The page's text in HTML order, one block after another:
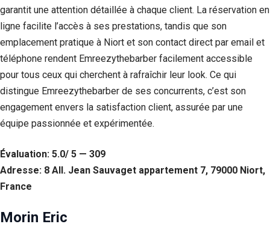
garantit une attention détaillée à chaque client. La réservation en
ligne facilite l’accès à ses prestations, tandis que son
emplacement pratique à Niort et son contact direct par email et
téléphone rendent Emreezythebarber facilement accessible
pour tous ceux qui cherchent à rafraîchir leur look. Ce qui
distingue Emreezythebarber de ses concurrents, c’est son
engagement envers la satisfaction client, assurée par une
équipe passionnée et expérimentée.
Évaluation: 5.0/ 5 — 309
Adresse: 8 All. Jean Sauvaget appartement 7, 79000 Niort,
France
Morin Eric
Experience
Afin que notre
fonctionne
aussi bien que
de votre visite.
Si vous
refusez ces
cookies,
fonctionnalités
du site Web.
Marketing